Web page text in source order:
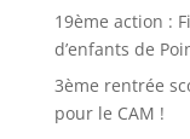
19ème action :
d’enfants de
3ème rentrée
pour le CAM !